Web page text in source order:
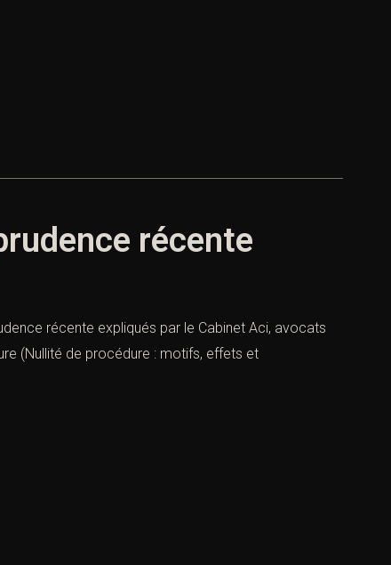
récente
récente expliqués par le Cabinet Aci, avocats
(Nullité de procédure : motifs, effets et